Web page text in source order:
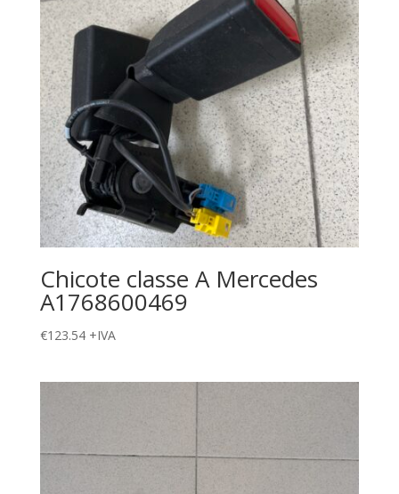
Chicote classe A Mercedes
A1768600469
€123.54 +IVA